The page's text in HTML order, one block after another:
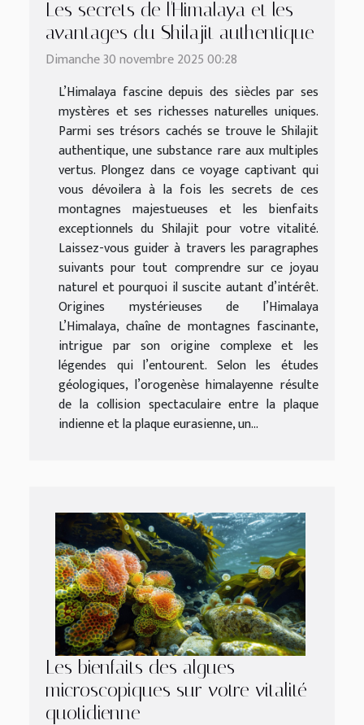
Les secrets de l'Himalaya et les
avantages du Shilajit authentique
Dimanche 30 novembre 2025 00:28
L’Himalaya fascine depuis des siècles par ses
mystères et ses richesses naturelles uniques.
Parmi ses trésors cachés se trouve le Shilajit
authentique, une substance rare aux multiples
vertus. Plongez dans ce voyage captivant qui
vous dévoilera à la fois les secrets de ces
montagnes majestueuses et les bienfaits
exceptionnels du Shilajit pour votre vitalité.
Laissez-vous guider à travers les paragraphes
suivants pour tout comprendre sur ce joyau
naturel et pourquoi il suscite autant d’intérêt.
Origines mystérieuses de l’Himalaya
L’Himalaya, chaîne de montagnes fascinante,
intrigue par son origine complexe et les
légendes qui l’entourent. Selon les études
géologiques, l’orogenèse himalayenne résulte
de la collision spectaculaire entre la plaque
indienne et la plaque eurasienne, un...
Les bienfaits des algues
microscopiques sur votre vitalité
quotidienne